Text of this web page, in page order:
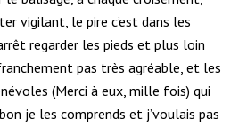
vigilant, le pire c’est dans les
regarder les pieds et plus loin
pas très agréable, et les
(Merci à eux, mille fois) qui
je les comprends et j’voulais pas